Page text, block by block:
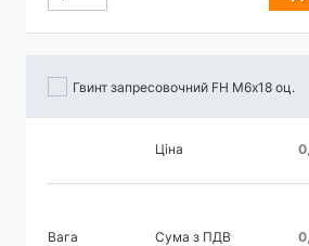
Гвинт запресовочний FH М6х18 оц.
Ціна
Вага
Сума з ПДВ